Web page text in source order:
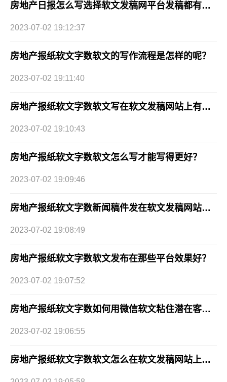
房地产日报怎么写选择软文发稿网平台发稿都有哪些优势?
2023-07-02 19:12:37
房地产报纸软文字数软文的写作流程是怎样的呢？
2023-07-02 19:11:40
房地产报纸软文字数软文写在软文发稿网站上有效果吗？
2023-07-02 19:10:43
房地产报纸软文字数软文怎么写才能写得更好？
2023-07-02 19:09:46
房地产报纸软文字数新闻稿件发在软文发稿网站上效果好吗？
2023-07-02 19:08:49
房地产报纸软文字数软文发布在那些平台效果好？
2023-07-02 19:07:52
房地产报纸软文字数如何用微信软文粘住潜在客户？
2023-07-02 19:06:55
房地产报纸软文字数软文怎么在软文发稿网站上写作